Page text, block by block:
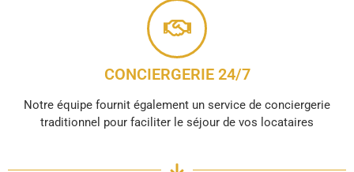
CONCIERGERIE 24/7
Notre équipe fournit également un service de conciergerie
traditionnel pour faciliter le séjour de vos locataires